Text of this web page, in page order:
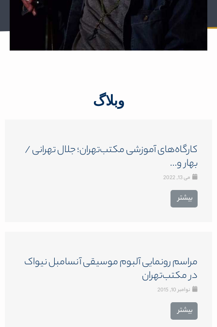
وبلاگ
کارگاه‌های آموزشی مکتب‌تهران؛ جلال تهرانی /
بهار و…
می 13, 2022
بیشتر
مراسم رونمایی آلبوم موسیقی آنسامبل نیواک
در مکتب‌تهران
نوامبر 10, 2015
بیشتر